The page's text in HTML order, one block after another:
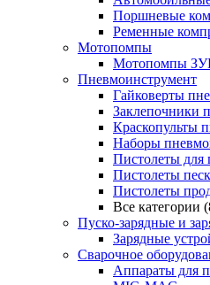
Поршневые
Ременные
Мотопомпы
Мотопомпы
Пневмоинструмент
Гайковерты
Заклепочники
Краскопульты
Наборы
Пистолеты для
Пистолеты
Пистолеты
Все категории
Пуско-зарядные и
Зарядные
Сварочное
Аппараты для